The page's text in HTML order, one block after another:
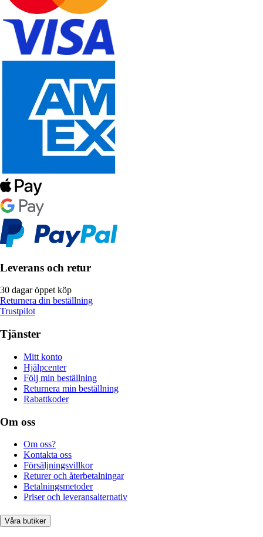
Leverans och retur
30 dagar öppet köp
Returnera din beställning
Trustpilot
Tjänster
Mitt konto
Hjälpcenter
Följ min beställning
Returnera min beställning
Rabattkoder
Om oss
Om oss?
Kontakta oss
Försäljningsvillkor
Returer och återbetalningar
Betalningsmetoder
Priser och leveransalternativ
Våra butiker